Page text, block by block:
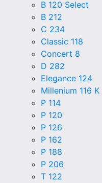
B 120 Select
B 212
C 234
Classic 118
Concert 8
D 282
Elegance 124
Millenium 116 K
P 114
P 120
P 126
P 162
P 188
P 206
T 122